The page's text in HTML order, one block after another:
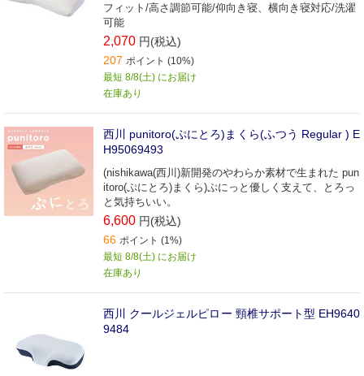
フィット/高さ調節可能/仰向き寝、横向き寝対応/洗濯
可能
2,070 円(税込)
207 ポイント (10%)
最短 8/8(土) にお届け
在庫あり
西川 punitoro(ぷにとろ)まくら(ふつう Regular ) E
H95069493
(nishikawa(西川)新開発のやわらか素材で生まれた pun
itoro(ぷにとろ)まくら)ぷにっと優しく支えて、とろっ
と気持ちいい。
6,600 円(税込)
66 ポイント (1%)
最短 8/8(土) にお届け
在庫あり
西川 クールジェルピロー 頸椎サポート型 EH9640
9484